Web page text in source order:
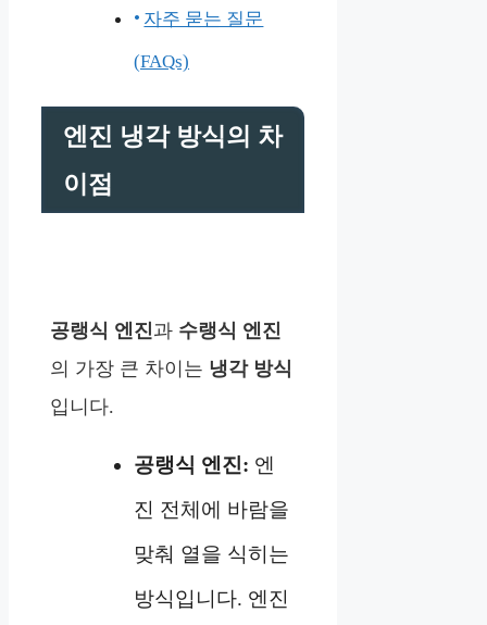
자주 묻는 질문
(FAQs)
엔진 냉각 방식의 차
이점
공랭식 엔진과 수랭식 엔진
의 가장 큰 차이는 냉각 방식
입니다.
공랭식 엔진: 엔
진 전체에 바람을
맞춰 열을 식히는
방식입니다. 엔진